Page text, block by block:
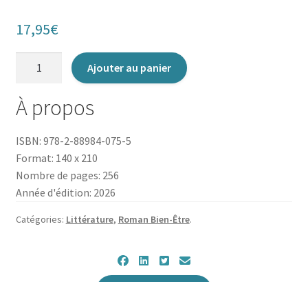
17,95€
La
Prima
du
bus
Ajouter au panier
À propos
ISBN: 978-2-88984-075-5
Format: 140 x 210
Nombre de pages: 256
Année d'édition: 2026
Catégories: Littérature, Roman Bien-Être.